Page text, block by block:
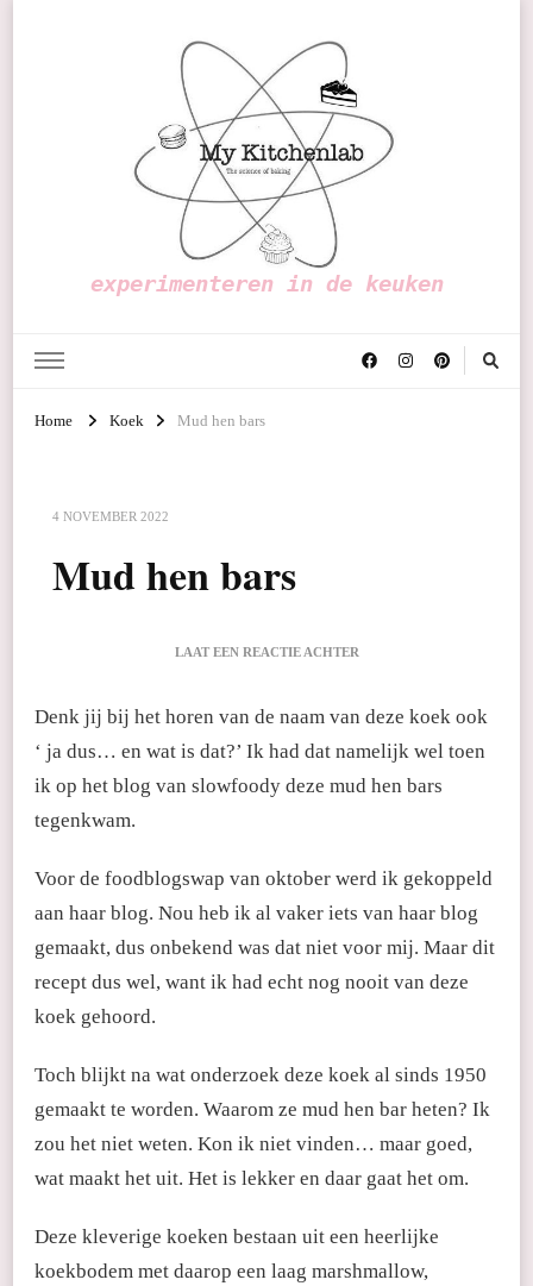
experimenteren in de keuken
Home Koek Mud hen bars
4 NOVEMBER 2022
Mud hen bars
LAAT EEN REACTIE ACHTEROP
BARS
Denk jij bij het horen van de naam van deze koek ook
‘ ja dus… en wat is dat?’ Ik had dat namelijk wel toen
ik op het blog van slowfoody deze mud hen bars
tegenkwam.
Voor de foodblogswap van oktober werd ik gekoppeld
aan haar blog. Nou heb ik al vaker iets van haar blog
gemaakt, dus onbekend was dat niet voor mij. Maar dit
recept dus wel, want ik had echt nog nooit van deze
koek gehoord.
Toch blijkt na wat onderzoek deze koek al sinds 1950
gemaakt te worden. Waarom ze mud hen bar heten? Ik
zou het niet weten. Kon ik niet vinden… maar goed,
wat maakt het uit. Het is lekker en daar gaat het om.
Deze kleverige koeken bestaan uit een heerlijke
koekbodem met daarop een laag marshmallow,